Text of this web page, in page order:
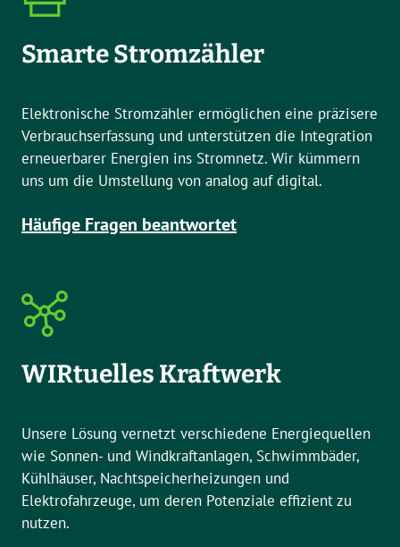
Smarte Stromzähler
Elektronische Stromzähler ermöglichen eine präzisere
Verbrauchserfassung und unterstützen die Integration
erneuerbarer Energien ins Stromnetz. Wir kümmern
uns um die Umstellung von analog auf digital.
Häufige Fragen beantwortet
WIRtuelles Kraftwerk
Unsere Lösung vernetzt verschiedene Energiequellen
wie Sonnen- und Windkraftanlagen, Schwimmbäder,
Kühlhäuser, Nachtspeicherheizungen und
Elektrofahrzeuge, um deren Potenziale effizient zu
nutzen.